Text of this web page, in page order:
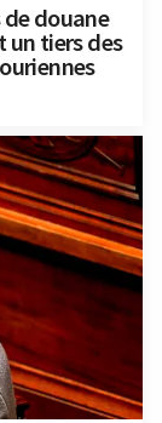
douane
un tiers des